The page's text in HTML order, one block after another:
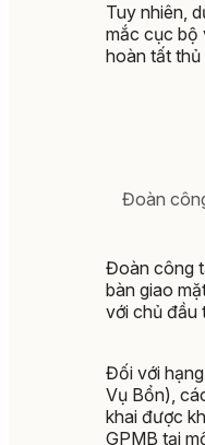
Tuy nhiên,
mắc cục bộ
hoàn tất thủ
Đoàn
Đoàn công
bàn giao
với chủ đầu
Đối với
Vụ Bổn),
khai được
GPMB tại